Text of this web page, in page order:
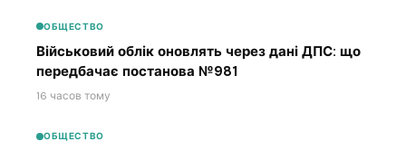
ОБЩЕСТВО
Військовий облік оновлять через дані ДПС: що
передбачає постанова №981
16 часов тому
ОБЩЕСТВО